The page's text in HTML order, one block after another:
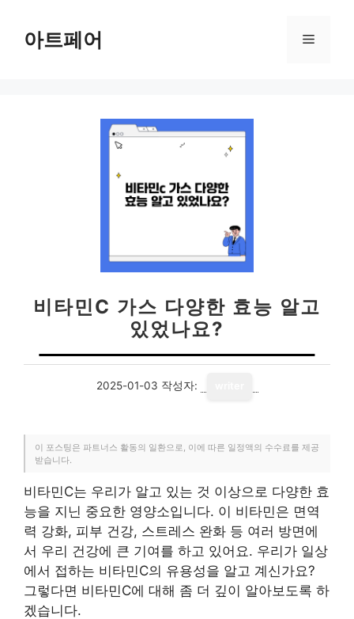
아트페어 메
비타민C 가스 다양한 효능 알고
있었나요?
2025-01-03 작성자:
이 포스팅은 파트너스 활동의 일환으로, 이에 따른 일정액의 수수료를 제공
받습니다.
비타민C는 우리가 알고 있는 것 이상으로 다양한 효
능을 지닌 중요한 영양소입니다. 이 비타민은 면역
력 강화, 피부 건강, 스트레스 완화 등 여러 방면에
서 우리 건강에 큰 기여를 하고 있어요. 우리가 일상
에서 접하는 비타민C의 유용성을 알고 계신가요?
그렇다면 비타민C에 대해 좀 더 깊이 알아보도록 하
겠습니다.